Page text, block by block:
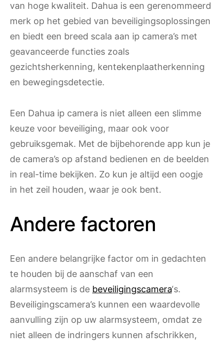
van hoge kwaliteit. Dahua is een gerenommeerd
merk op het gebied van beveiligingsoplossingen
en biedt een breed scala aan ip camera’s met
geavanceerde functies zoals
gezichtsherkenning, kentekenplaatherkenning
en bewegingsdetectie.
Een Dahua ip camera is niet alleen een slimme
keuze voor beveiliging, maar ook voor
gebruiksgemak. Met de bijbehorende app kun je
de camera’s op afstand bedienen en de beelden
in real-time bekijken. Zo kun je altijd een oogje
in het zeil houden, waar je ook bent.
Andere factoren
Een andere belangrijke factor om in gedachten
te houden bij de aanschaf van een
alarmsysteem is de beveiligingscamera‘s.
Beveiligingscamera’s kunnen een waardevolle
aanvulling zijn op uw alarmsysteem, omdat ze
niet alleen de indringers kunnen afschrikken,